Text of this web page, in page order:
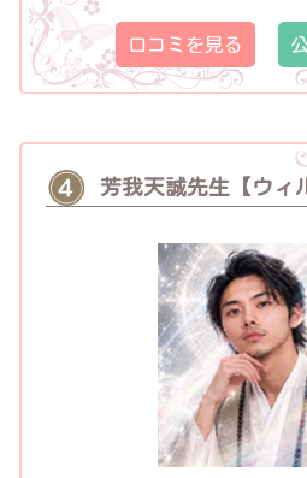
口コミを見る
芳我天誠先生【ウィ